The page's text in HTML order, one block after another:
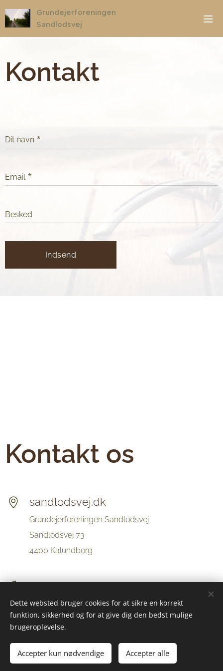
Grundejerforeningen
Sandlodsvej
Kontakt
Dit navn
Email
Besked
Indsend
Kontakt os
sandlodsvej.dk
Grundejerforeningen Sandlodsvej
Sandlodsvej 73
4400 Kalundborg
Cookies
Dette websted bruger cookies for at sikre en korrekt
funktion, sikkerhed og for at give dig den bedst mulige
brugeroplevelse.
Accepter kun nødvendige Accepter alle